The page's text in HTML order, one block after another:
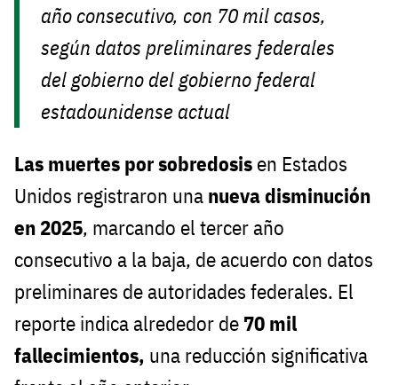
año consecutivo, con 70 mil casos,
según datos preliminares federales
del gobierno del gobierno federal
estadounidense actual
Las muertes por sobredosis en Estados
Unidos registraron una nueva disminución
en 2025, marcando el tercer año
consecutivo a la baja, de acuerdo con datos
preliminares de autoridades federales. El
reporte indica alrededor de 70 mil
fallecimientos, una reducción significativa